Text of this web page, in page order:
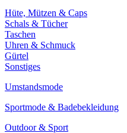
Hüte, Mützen & Caps
Schals & Tücher
Taschen
Uhren & Schmuck
Gürtel
Sonstiges
Umstandsmode
Sportmode & Badebekleidung
Outdoor & Sport